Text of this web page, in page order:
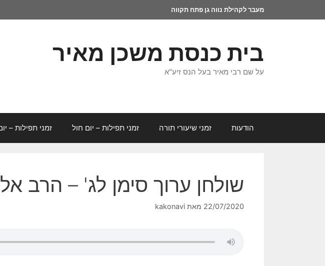
מעבר לקהילת נווה גן פתח תקווה
בית כנסת משכן מאיר
על שם רבי מאיר בעל הנס זיע"א
הודעות זמני שיעורי תורה זמני תפילות – יום חול זמני תפילות –
שולחן ערוך סימן לג' – הרב
22/07/2020 מאת kakonavi